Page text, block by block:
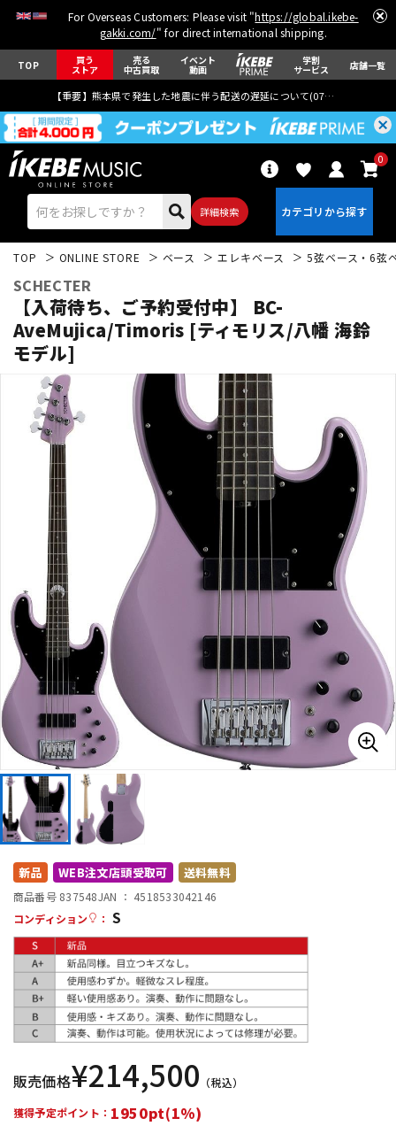
For Overseas Customers: Please visit "https://global.ikebe-
gakki.com/" for direct international shipping.
TOP 買う
ストア
売る
中古買取
イベント
動画
学割
サービス 店舗一覧
【重要】熊本県で発生した地震に伴う配送の遅延について(07月29日
詳細検索
0
ベース ウクレレ
パーカッション
電子ピアノ
アンプ エフェクター
DJ機器 DTM
DTM オンライン納品
配信/ライブ機器
TOP ONLINE STORE ベース エレキベース 5弦ベース・6弦
SCHECTER
【入荷待ち、ご予約受付中】 BC-
AveMujica/Timoris [ティモリス/八幡 海鈴
モデル]
新品 WEB注文店頭受取可 送料無料
商品番号 837548JAN ： 4518533042146
コンディション
： S
販売価格¥214,500 （税込）
獲得予定ポイント： 1950pt(1%)